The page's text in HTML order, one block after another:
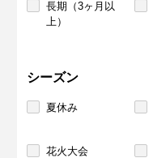
長期（3ヶ月以
上）
シーズン
夏休み
花火大会